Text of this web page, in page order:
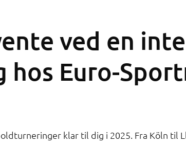
ved en
Euro-
klar til dig i 2025. Fra Köln til